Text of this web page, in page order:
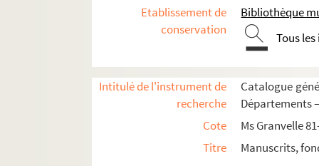
Etablissement de
conservation
Bibliothèque
Tous
Intitulé de l'instrument de
recherche
Catalogue
Départements
Cote
Ms Granvelle
Titre
Manuscrits,
Ms Granvelle 82. « Lettres de Joachim
Ms Granvelle 83. Lettres à Jacques de Saint-
Fol. 1. Antoine Perrenot, évêque d'Arras, à
Fol. 3 et 5. L'évêque d'Arras au
Fol. 7. L'évêque d'Arras à Mme de
Fol. 11. Le cardinal de Granvelle à Mme